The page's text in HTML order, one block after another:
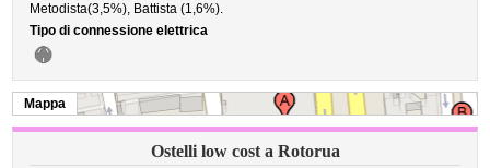
Metodista(3,5%), Battista (1,6%).
Tipo di connessione elettrica
Mappa
Ostelli low cost a Rotorua